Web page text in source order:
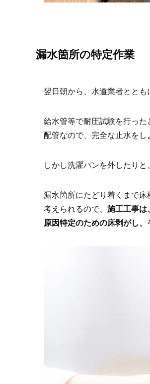
漏水箇所の特定作業
翌日朝から、水道業者ととも
給水管等で耐圧試験を行っ
配管なので、完全な止水をし
しかし洗濯パンを外したり
漏水箇所にたどり着くまで
考えられるので、 施工工事は
原因特定のための床剥がし